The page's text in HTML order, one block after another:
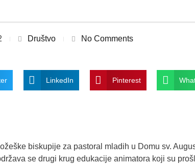
Društvo No Comments
LinkedIn Pinterest
biskupije za pastoral mladih u Domu sv.
se drugi krug edukacije animatora koji su